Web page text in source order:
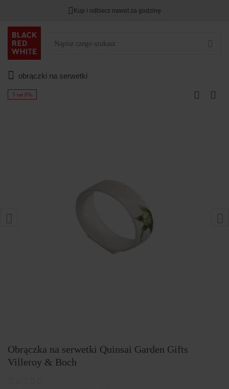
Kup i odbierz nawet za godzinę
obrączki na serwetki
5 rat 0%
Obrączka na serwetki Quinsai Garden Gifts
Villeroy & Boch